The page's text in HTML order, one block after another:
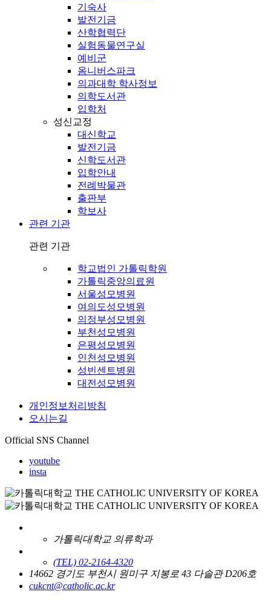
기숙사
발전기금
산학협력단
실험동물연구실
예비군
옴니버스파크
의과대학 학사정보
의학도서관
입학처
성신교정
대신학교
발전기금
신학도서관
입학안내
전례박물관
출판부
학보사
관련 기관
관련 기관
학교법인 가톨릭학원
가톨릭중앙의료원
서울성모병원
여의도성모병원
의정부성모병원
부천성모병원
은평성모병원
인천성모병원
성빈센트병원
대전성모병원
개인정보처리방침
오시는길
Official SNS Channel
youtube
insta
가톨릭대학교 의류학과
(TEL) 02-2164-4320
14662 경기도 부천시 원미구 지봉로 43 다솔관 D206호
cukcnt@catholic.ac.kr